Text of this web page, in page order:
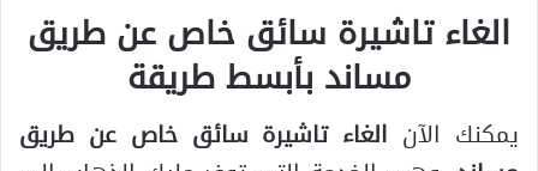
الغاء تاشيرة سائق خاص عن طريق
مساند بأبسط طريقة
يمكنك الآن الغاء تاشيرة سائق خاص عن طريق